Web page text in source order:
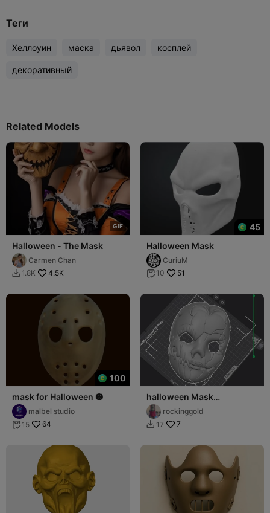
Теги
Хеллоуин маска дьявол косплей
декоративный
Related Models
GIF
Halloween - The Mask
Carmen Chan
 1.8K 4.5K
45
Halloween Mask
CuriuM
 10 51
100
mask for Halloween 🎃
malbel studio
 15 64
halloween Mask
Wednesday
rockinggold
 17 7